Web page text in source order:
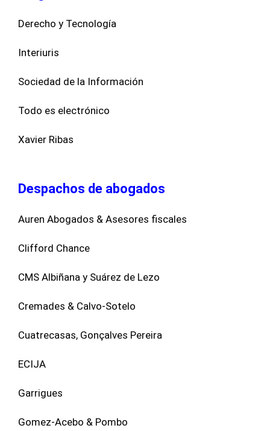
Derecho y Tecnología
Interiuris
Sociedad de la Información
Todo es electrónico
Xavier Ribas
Despachos de abogados
Auren Abogados & Asesores fiscales
Clifford Chance
CMS Albiñana y Suárez de Lezo
Cremades & Calvo-Sotelo
Cuatrecasas, Gonçalves Pereira
ECIJA
Garrigues
Gomez-Acebo & Pombo